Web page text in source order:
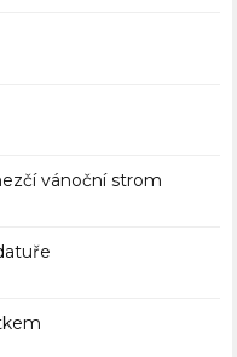
vánoční strom